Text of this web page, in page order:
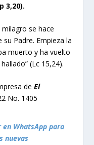
3,20).
se hace
Padre. Empieza la
muerto y ha vuelto
(Lc 15,24).
deEl
No. 1405
en WhatsApp para
nuevas